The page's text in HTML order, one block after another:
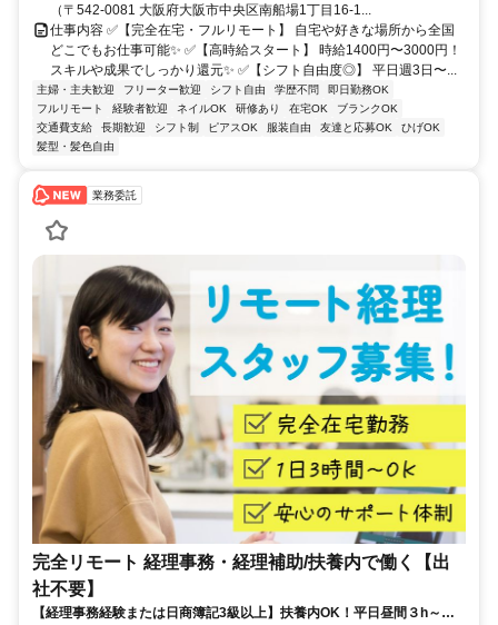
（〒542-0081 大阪府大阪市中央区南船場1丁目16-1...
仕事内容 ✅【完全在宅・フルリモート】 自宅や好きな場所から全国
どこでもお仕事可能✨ ✅【高時給スタート】 時給1400円〜3000円！
スキルや成果でしっかり還元✨ ✅【シフト自由度◎】 平日週3日〜...
主婦・主夫歓迎 フリーター歓迎 シフト自由 学歴不問
即日勤務OK
フルリモート
経験者歓迎 ネイルOK 研修あり 在宅OK
ブランクOK
交通費支給
長期歓迎 シフト制 ピアスOK 服装自由 友達と応募OK
ひげOK
髪型・髪色自由
業務委託
完全リモート 経理事務・経理補助/扶養内で働く【出
社不要】
【経理事務経験または日商簿記3級以上】扶養内OK！平日昼間３h～。